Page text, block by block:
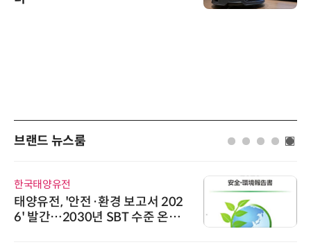
브랜드 뉴스룸
씨앤에프시스템
씨앤에프시스템, 오웬스그룹과 공
공 ERP·DX 사업 협력